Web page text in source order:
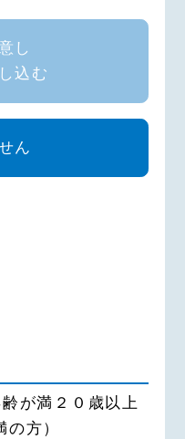
意書の各同意
適用されるこ
用目的）
契約者、連帯
得、保有、
たします。
務､両替業
業務およびこ
険販売業
し
込む
ん
が満２０歳以上
の方）